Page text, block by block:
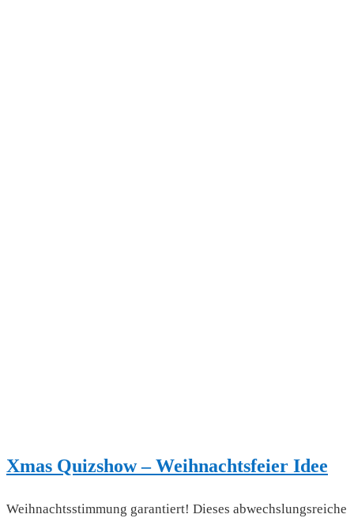
Xmas Quizshow – Weihnachtsfeier Idee
Weihnachtsstimmung garantiert! Dieses abwechslungsreiche